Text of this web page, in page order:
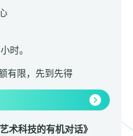
时。
有限，先到先得
术科技的有机对话》